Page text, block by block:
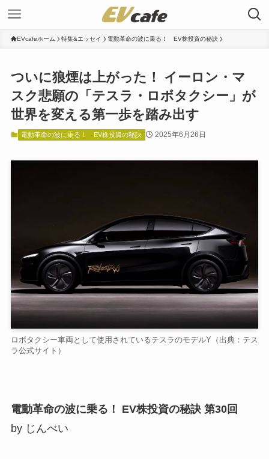
EVcafeホーム 特集&エッセイ 電動革命の波に乗る！ EV株投資の秘訣
ついに狼煙は上がった！ イーロン・マ
スク悲願の「テスラ・ロボタクシー」が
世界を変える第一歩を踏み出す
電動革命の波に乗る！ EV株投資の秘訣 2025年6月26日
ロボタクシー車両として使用されているテスラのモデルY（出典：テス
ラ公式サイト）
電動革命の波に乗る！
EV株投資の秘訣 第30回
by じんべい